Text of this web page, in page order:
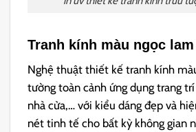
Tranh kính màu ngọc lam
Nghệ thuật thiết kế tranh kính
tường toàn cảnh ứng dụng trang
nhà cửa,… với kiểu dáng đẹp và
nét tinh tế cho bất kỳ không gian